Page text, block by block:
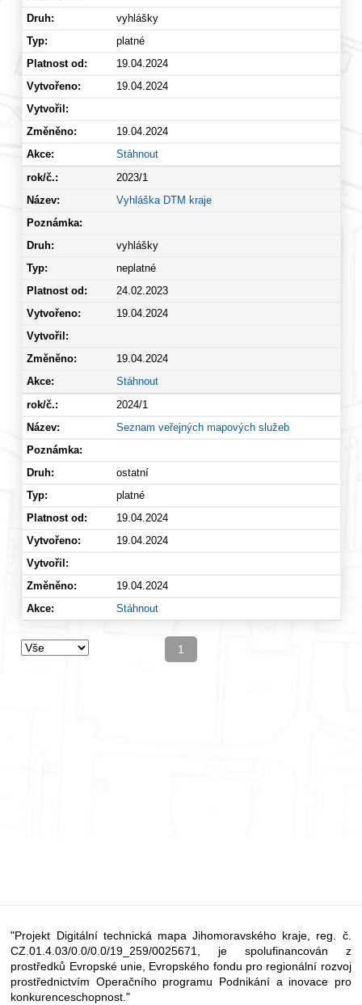
vyhlášky
platné
19.04.2024
19.04.2024
19.04.2024
Stáhnout
2023/1
Vyhláška DTM kraje
vyhlášky
neplatné
24.02.2023
19.04.2024
19.04.2024
Stáhnout
2024/1
Seznam veřejných mapových služeb
ostatní
platné
19.04.2024
19.04.2024
19.04.2024
Stáhnout
1
"Projekt Digitální technická mapa Jihomoravského kraje, reg. č.
CZ.01.4.03/0.0/0.0/19_259/0025671, je spolufinancován z
prostředků Evropské unie, Evropského fondu pro regionální rozvoj
prostřednictvím Operačního programu Podnikání a inovace pro
konkurenceschopnost."